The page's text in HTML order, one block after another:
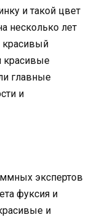
и такой цвет
несколько лет
красивые
главные
и
экспертов
фуксия и
и